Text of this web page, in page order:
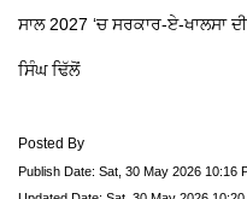
ਸਾਲ 2027 ‘ਚ ਸਰਕਾਰ-ਏ-ਖਾਲਸਾ
ਸਿੰਘ ਢਿੱਲੋਂ
Posted By
Publish Date: Sat, 30 May 2026 10:16